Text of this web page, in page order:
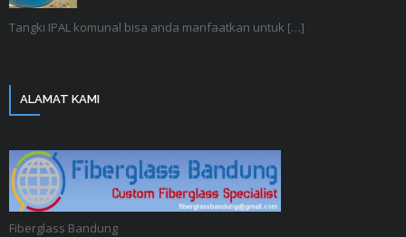
Tangki IPAL komunal bisa anda manfaatkan untuk […]
ALAMAT KAMI
Fiberglass Bandung